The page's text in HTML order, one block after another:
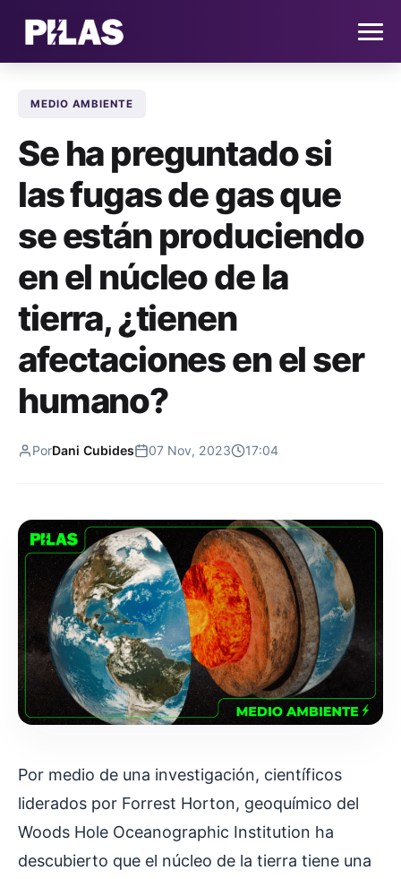
NOTICIAS
QUIÉNES SOMOS
CONTACTO
SUSCRÍBETE
MEDIO AMBIENTE
Se ha preguntado si
las fugas de gas que
se están produciendo
en el núcleo de la
tierra, ¿tienen
afectaciones en el ser
humano?
PorDani Cubides 07 Nov, 2023 17:04
Por medio de una investigación, científicos
liderados por Forrest Horton, geoquímico del
Woods Hole Oceanographic Institution ha
descubierto que el núcleo de la tierra tiene una